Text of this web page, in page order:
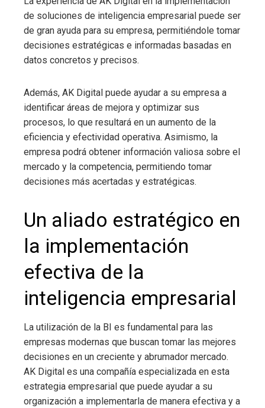
de soluciones de inteligencia empresarial puede ser
de gran ayuda para su empresa, permitiéndole tomar
decisiones estratégicas e informadas basadas en
datos concretos y precisos.
Además, AK Digital puede ayudar a su empresa a
identificar áreas de mejora y optimizar sus
procesos, lo que resultará en un aumento de la
eficiencia y efectividad operativa. Asimismo, la
empresa podrá obtener información valiosa sobre el
mercado y la competencia, permitiendo tomar
decisiones más acertadas y estratégicas.
Un aliado estratégico en
la implementación
efectiva de la
inteligencia empresarial
La utilización de la BI es fundamental para las
empresas modernas que buscan tomar las mejores
decisiones en un creciente y abrumador mercado.
AK Digital es una compañía especializada en esta
estrategia empresarial que puede ayudar a su
organización a implementarla de manera efectiva y a